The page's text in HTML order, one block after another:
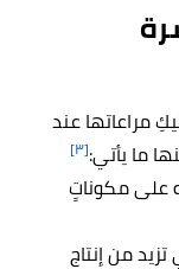
مراعاتها عند
ما يأتي:[٣]
على مكوناتٍ
تزيد من إنتاج